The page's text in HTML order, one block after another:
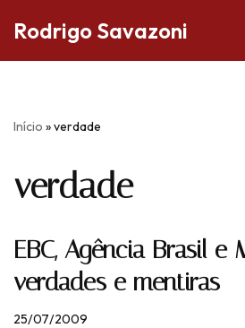
conteúdo
Rodrigo Savazoni
Início »verdade
verdade
EBC, Agência Brasil e
verdades e mentiras
25/07/2009